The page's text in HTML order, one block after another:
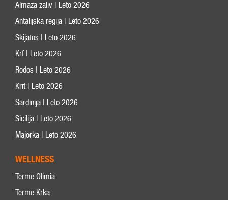
Almaza zaliv | Leto 2026
Antalijska regija | Leto 2026
Skijatos | Leto 2026
Krf | Leto 2026
Rodos | Leto 2026
Krit | Leto 2026
Sardinija | Leto 2026
Sicilija | Leto 2026
Majorka | Leto 2026
WELLNESS
Terme Olimia
Terme Krka